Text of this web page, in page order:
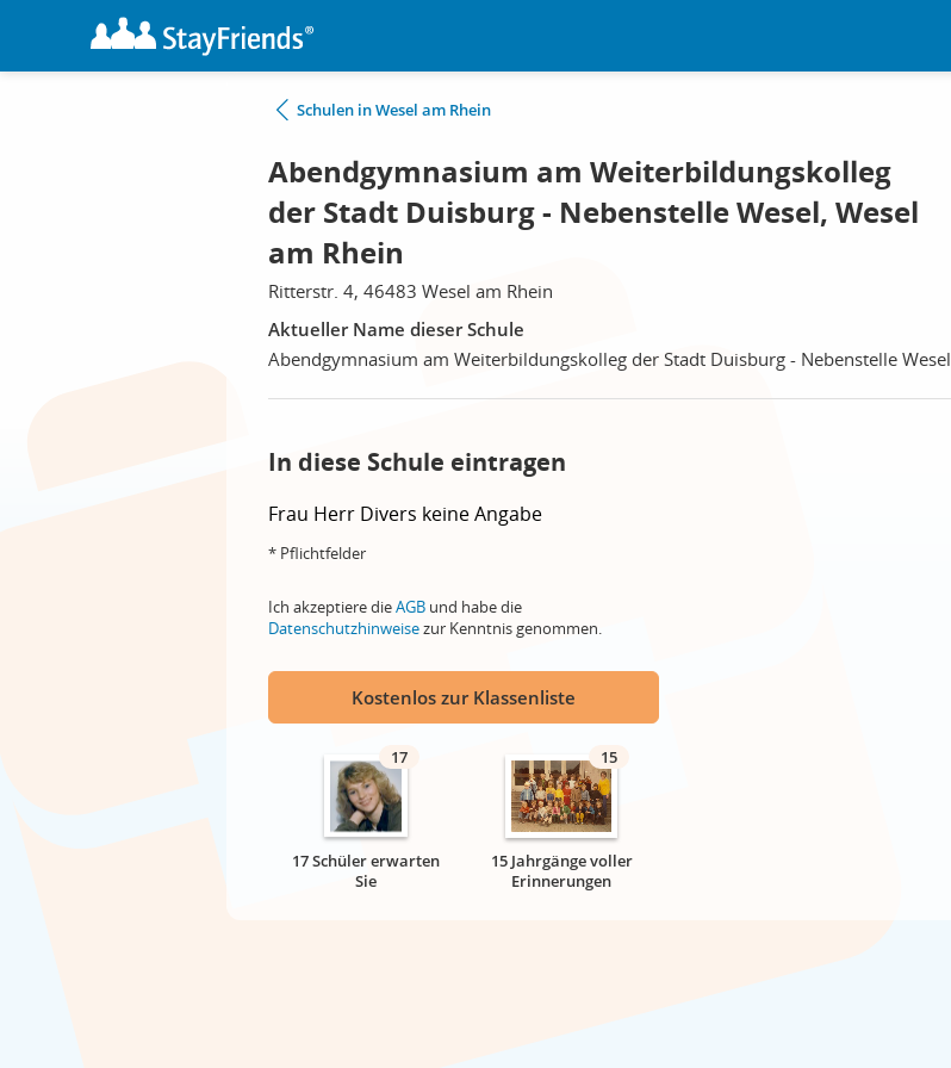
Schulen in Wesel am Rhein
Abendgymnasium am Weiterbildungskolleg
der Stadt Duisburg - Nebenstelle Wesel, Wesel
am Rhein
Ritterstr. 4, 46483 Wesel am Rhein
Aktueller Name dieser Schule
Abendgymnasium am Weiterbildungskolleg der Stadt Duisburg - Nebenstelle Wesel
In diese Schule eintragen
Frau Herr Divers keine Angabe
* Pflichtfelder
Ich akzeptiere dieAGB und habe die
Datenschutzhinweisezur Kenntnis genommen.
Kostenlos zur Klassenliste
17
17 Schüler erwarten
Sie
15
15 Jahrgänge voller
Erinnerungen